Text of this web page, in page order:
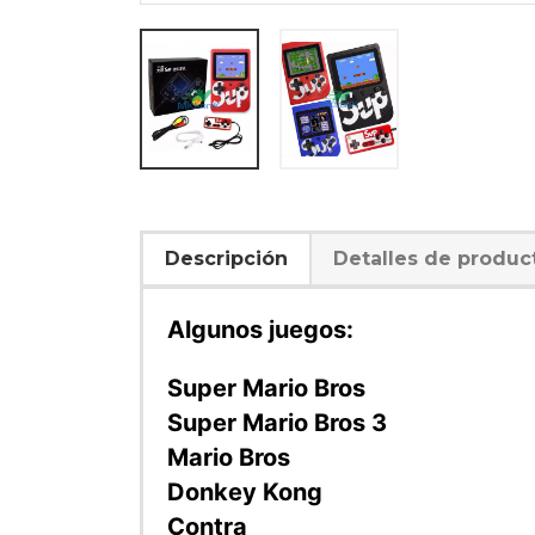
Descripción Detalles de
Algunos juegos:
Super Mario Bros
Super Mario Bros 3
Mario Bros
Donkey Kong
Contra